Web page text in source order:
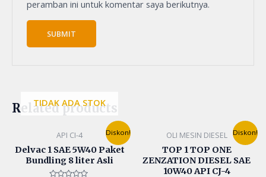
peramban ini untuk komentar saya berikutnya.
Related products
Diskon!
TIDAK ADA STOK
API CI-4
Delvac 1 SAE 5W40 Paket
Bundling 8 liter Asli
price
was:
Rp1.250.000.
Current
price
is:
Rp1.240.000.
Diskon!
OLI MESIN DIESEL
TOP 1 TOP ONE
ZENZATION DIESEL SAE
10W40 API CJ-4
price
was:
Rp77.500.
Current
price